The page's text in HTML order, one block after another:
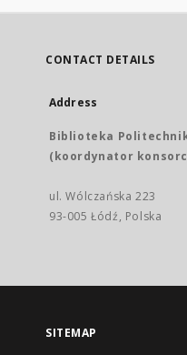
CONTACT DETAILS
Address
Biblioteka
(koordynator
ul. Wólczańska 223
93-005 Łódź, Polska
SITEMAP